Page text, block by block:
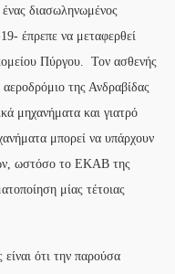
διασωληνωμένος
έπρεπε να μεταφερθεί
Πύργου. Τον ασθενής
της Ανδραβίδας
μηχανήματα και γιατρό
μπορεί να υπάρχουν
ωστόσο το ΕΚΑΒ της
μίας τέτοιας
ότι την παρούσα